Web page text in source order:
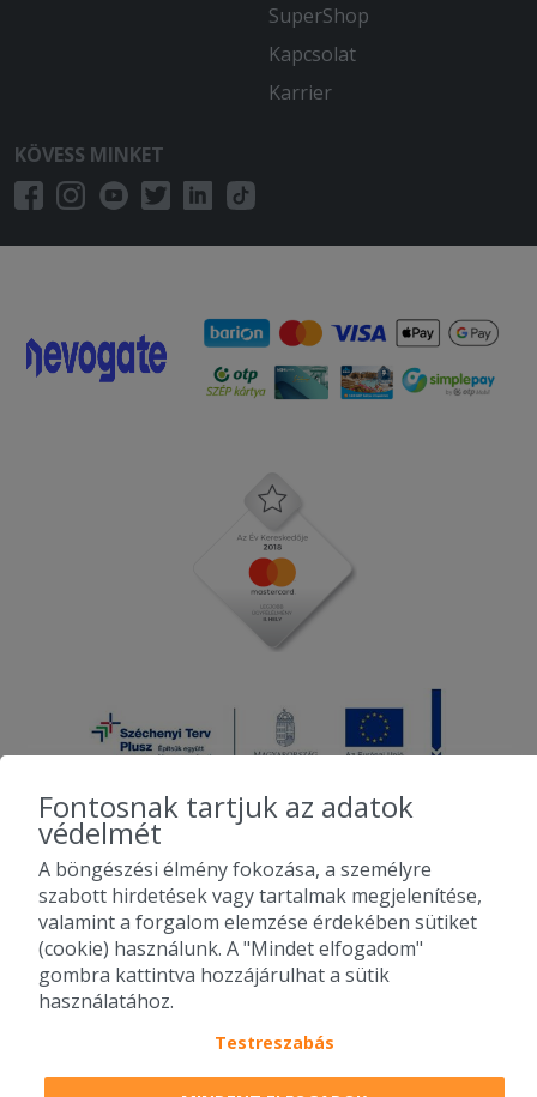
SuperShop
Kapcsolat
Karrier
KÖVESS MINKET
2010-2026 Copyright - Falatozz.hu - Diston-line Kft.
Pizza, gyros, hamburger, menük kedvező áron, egy helyen az összes
étterem ajánlata.
Fontosnak tartjuk az adatok
védelmét
A böngészési élmény fokozása, a személyre
szabott hirdetések vagy tartalmak megjelenítése,
valamint a forgalom elemzése érdekében sütiket
(cookie) használunk. A "Mindet elfogadom"
gombra kattintva hozzájárulhat a sütik
használatához.
Testreszabás